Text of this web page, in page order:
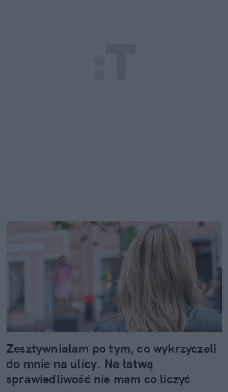
Zesztywniałam po tym, co wykrzyczeli
do mnie na ulicy. Na łatwą
sprawiedliwość nie mam co liczyć